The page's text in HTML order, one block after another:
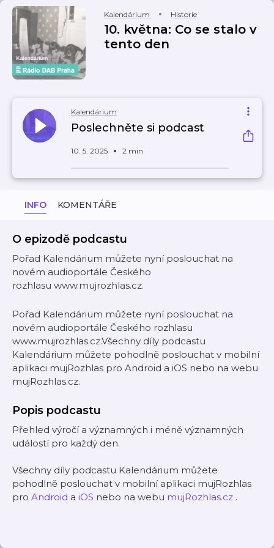
Kalendárium Historie
10. května: Co se stalo v
tento den
Kalendárium
Poslechněte si podcast
10. 5. 2025 2 min
INFO KOMENTÁŘE
O epizodě podcastu
Pořad Kalendárium můžete nyní poslouchat na
novém audioportále Českého
rozhlasu www.mujrozhlas.cz.
Pořad Kalendárium můžete nyní poslouchat na
novém audioportále Českého rozhlasu
www.mujrozhlas.cz.Všechny díly podcastu
Kalendárium můžete pohodlně poslouchat v mobilní
aplikaci mujRozhlas pro Android a iOS nebo na webu
mujRozhlas.cz.
Popis podcastu
Přehled výročí a významných i méně významných
událostí pro každý den.
Všechny díly podcastu Kalendárium můžete
pohodlně poslouchat v mobilní aplikaci mujRozhlas
pro Android a iOS nebo na webu mujRozhlas.cz .